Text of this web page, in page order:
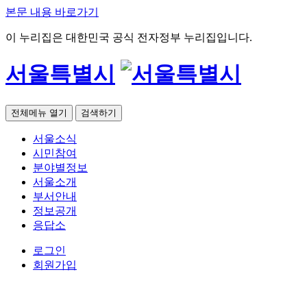
본문 내용 바로가기
이 누리집은 대한민국 공식 전자정부 누리집입니다.
서울특별시
전체메뉴 열기 검색하기
서울소식
시민참여
분야별정보
서울소개
부서안내
정보공개
응답소
로그인
회원가입